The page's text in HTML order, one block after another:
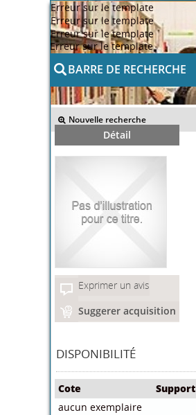
Erreur sur le template
Erreur sur le template
Erreur sur le template
Erreur sur le template
BARRE DE RECHERCHE
>> Retour
Nouvelle recherche
Détail
Exprimer un avis
Suggerer acquisition
DISPONIBILITÉ
Cote Support
aucun exemplaire